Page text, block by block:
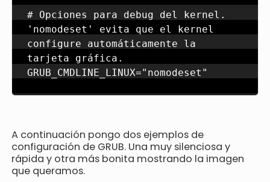
# Opciones para debug del kernel.
'nomodeset' evita que el kernel
configure automáticamente la
tarjeta gráfica.
A continuación pongo dos ejemplos de
configuración de GRUB. Una muy silenciosa y
rápida y otra más bonita mostrando la imagen
que queramos.